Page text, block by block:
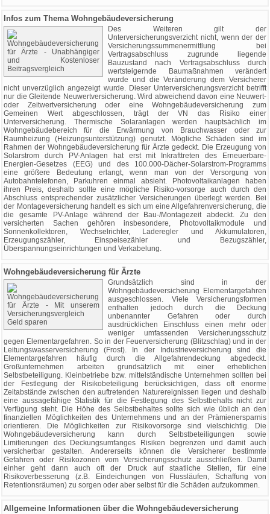
Infos zum Thema Wohngebäudeversicherung
Des Weiteren gilt der
Unterversicherungsverzicht nicht, wenn der der
Versicherungssummenermittlung bei
Vertragsabschluss zugrunde liegende
Bauzustand nach Vertragsabschluss durch
wertsteigernde Baumaßnahmen verändert
wurde und die Veränderung dem Versicherer
nicht unverzüglich angezeigt wurde. Dieser Unterversicherungsverzicht betrifft
nur die Gleitende Neuwertversicherung. Wird abweichend davon eine Neuwert-
oder Zeitwertversicherung oder eine Wohngebäudeversicherung zum
Gemeinen Wert abgeschlossen, trägt der VN das Risiko einer
Unterversicherung. Thermische Solaranlagen werden hauptsächlich im
Wohngebäudebereich für die Erwärmung von Brauchwasser oder zur
Raumheizung (Heizungsunterstützung) genutzt. Mögliche Schäden sind im
Rahmen der Wohngebäudeversicherung für Ärzte gedeckt. Die Erzeugung von
Solarstrom durch PV-Anlagen hat erst mit Inkrafttreten des Erneuerbare-
Energien-Gesetzes (EEG) und des 100.000-Dächer-Solarstrom-Programms
eine größere Bedeutung erlangt, wenn man von der Versorgung von
Autobahntelefonen, Parkuhren einmal absieht. Photovoltaikanlagen haben
ihren Preis, deshalb sollte eine mögliche Risiko-vorsorge auch durch den
Abschluss entsprechender zusätzlicher Versicherungen überlegt werden. Bei
der Montageversicherung handelt es sich um eine Allgefahrenversicherung, die
die gesamte PV-Anlage während der Bau-/Montagezeit abdeckt. Zu den
versicherten Sachen gehören insbesondere, Photovoltaikmodule und
Sonnenkollektoren, Wechselrichter, Laderegler und Akkumulatoren,
Erzeugungszähler, Einspeisezähler und Bezugszähler,
Überspannungseinrichtungen und Verkabelung.
Wohngebäudeversicherung für Ärzte
Grundsätzlich sind in der
Wohngebäudeversicherung Elementargefahren
ausgeschlossen. Viele Versicherungsformen
enthalten jedoch durch die Deckung
unbenannter Gefahren oder durch
ausdrücklichen Einschluss einen mehr oder
weniger umfassenden Versicherungsschutz
gegen Elementargefahren. So in der Feuerversicherung (Blitzschlag) und in der
Leitungswasserversicherung (Frost). In der Industrieversicherung sind die
Elementargefahren häufig durch die Allgefahrendeckung abgedeckt.
Großunternehmen arbeiten grundsätzlich mit einer erheblichen
Selbstbeteiligung. Kleinbetriebe bzw. mittelständische Unternehmen sollten bei
der Festlegung der Risikobeteiligung berücksichtigen, dass oft enorme
Zeitabstände zwischen den auftretenden Naturereignissen liegen und deshalb
eine aussagefähige Statistik für die Festlegung des Selbstbehalts nicht zur
Verfügung steht. Die Höhe des Selbstbehaltes sollte sich wie üblich an den
finanziellen Möglichkeiten des Unternehmens und an der Prämienersparnis
orientieren. Die Möglichkeiten zur Risikovorsorge sind vielschichtig. Die
Wohngebäudeversicherung kann durch Selbstbeteiligungen sowie
Limitierungen des Deckungsumfanges Risiken begrenzen und damit auch
versicherbar gestalten. Andererseits können die Versicherer bestimmte
Gefahren oder Risikozonen vom Versicherungsschutz ausschließen. Damit
einher geht dann auch oft der Druck auf staatliche Stellen, für eine
Risikoverbesserung (z.B. Eindeichungen von Flussläufen, Schaffung von
Retentionsräumen) zu sorgen oder aber selbst für die Schäden aufzukommen.
Allgemeine Informationen über die Wohngebäudeversicherung